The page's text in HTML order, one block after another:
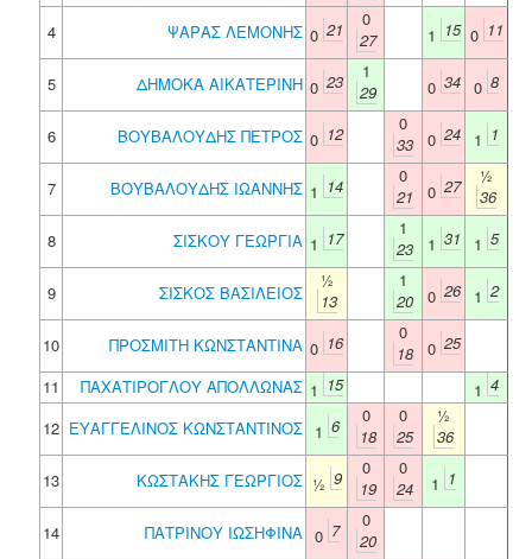
4
ΨΑΡΑΣ ΛΕΜΟΝΗΣ 0 21
0
27
1 15 0 11
5 ΔΗΜΟΚΑ ΑΙΚΑΤΕΡΙΝΗ 0 23
1
29
0 34 0 8
6 ΒΟΥΒΑΛΟΥΔΗΣ ΠΕΤΡΟΣ 0 12
0
33
0 24 1 1
7 ΒΟΥΒΑΛΟΥΔΗΣ ΙΩΑΝΝΗΣ 1 14
0
21
0 27
½
36
8
ΣΙΣΚΟΥ ΓΕΩΡΓΙΑ 1 17
1
23
1 31 1 5
9 ΣΙΣΚΟΣ ΒΑΣΙΛΕΙΟΣ
½
13
1
20
0 26 1 2
10 ΠΡΟΣΜΙΤΗ ΚΩΝΣΤΑΝΤΙΝΑ 0 16
0
18
0 25
11
ΠΑΧΑΤΙΡΟΓΛΟΥ ΑΠΟΛΛΩΝΑΣ 1 15 1 4
12 ΕΥΑΓΓΕΛΙΝΟΣ ΚΩΝΣΤΑΝΤΙΝΟΣ 1 6
0
18
0
25
½
36
13
ΚΩΣΤΑΚΗΣ ΓΕΩΡΓΙΟΣ ½ 9
0
19
0
24
1 1
14 ΠΑΤΡΙΝΟΥ ΙΩΣΗΦΙΝΑ 0 7
0
20